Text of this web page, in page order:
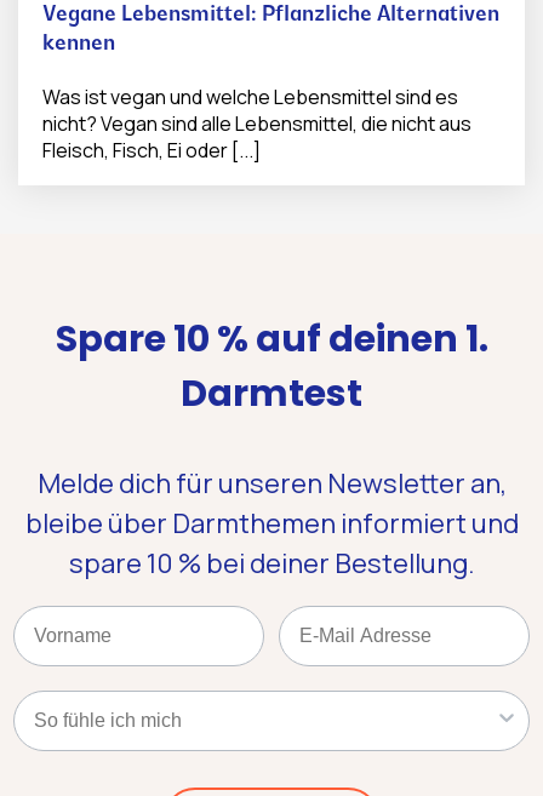
Vegane Lebensmittel: Pflanzliche Alternativen
kennen
Was ist vegan und welche Lebensmittel sind es
nicht? Vegan sind alle Lebensmittel, die nicht aus
Fleisch, Fisch, Ei oder [...]
Spare 10 % auf deinen 1.
Darmtest
Melde dich für unseren Newsletter an,
bleibe über Darmthemen informiert und
spare 10 % bei deiner Bestellung.
Name Email
Kategorie